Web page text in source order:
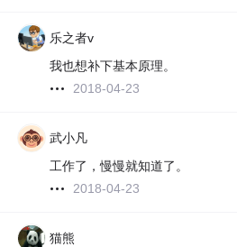
乐之者v
我也想补下基本原理。
2018-04-23
武小凡
工作了，慢慢就知道了。
2018-04-23
猫熊